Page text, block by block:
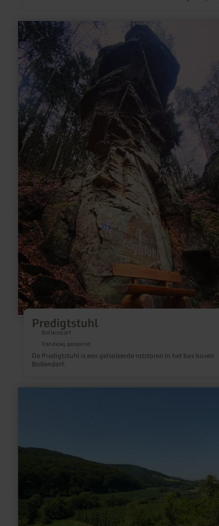
Predigtstuhl
Bollendorf
Vandaag geopend
De Predigtstuhl is een geïsoleerde rotstoren in het bos boven
Bollendorf.
meer
informatie
over:
Predigtstuhl